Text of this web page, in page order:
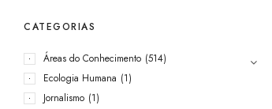
CATEGORIAS
Áreas do Conhecimento (514)
Ecologia Humana (1)
Jornalismo (1)